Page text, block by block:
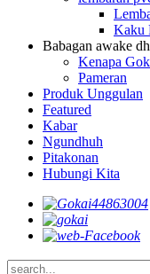
Kaku
Babagan awake
Kenapa
Pameran
Produk Unggulan
Featured
Kabar
Ngundhuh
Pitakonan
Hubungi Kita